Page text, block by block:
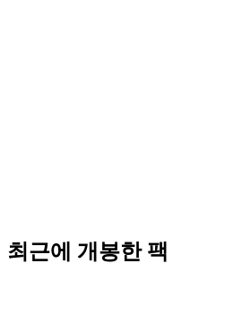
최근에 개봉한 팩